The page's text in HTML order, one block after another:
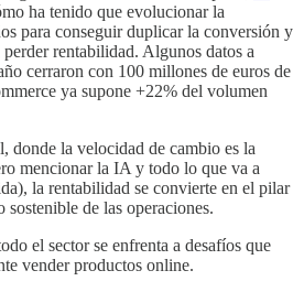
ha tenido que evolucionar la
para conseguir duplicar la conversión y
rentabilidad. Algunos datos a
cerraron con 100 millones de euros de
ya supone +22% del volumen
donde la velocidad de cambio es la
mencionar la IA y todo lo que va a
la rentabilidad se convierte en el pilar
sostenible de las operaciones.
el sector se enfrenta a desafíos que
vender productos online.